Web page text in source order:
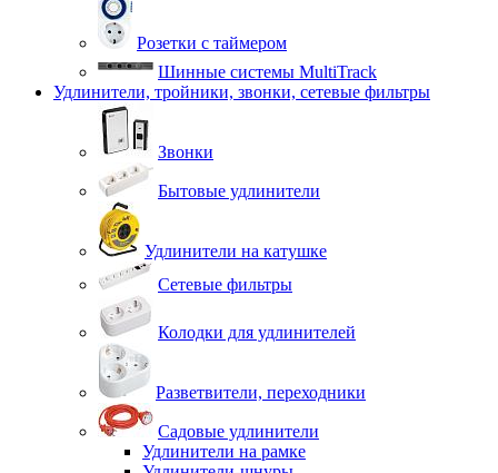
Розетки с таймером
Шинные системы MultiTrack
Удлинители, тройники, звонки, сетевые фильтры
Звонки
Бытовые удлинители
Удлинители на катушке
Сетевые фильтры
Колодки для удлинителей
Разветвители, переходники
Садовые удлинители
Удлинители на рамке